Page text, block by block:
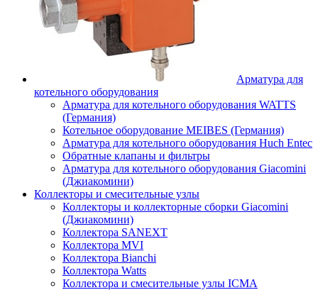
Арматура для
котельного оборудования
Арматура для котельного оборудования WATTS
(Германия)
Котельное оборудование MEIBES (Германия)
Арматура для котельного оборудования Huch Entec
Обратные клапаны и фильтры
Арматура для котельного оборудования Giacomini
(Джиакомини)
Коллекторы и смесительные узлы
Коллекторы и коллекторные сборки Giacomini
(Джиакомини)
Коллектора SANEXT
Коллектора MVI
Коллектора Bianchi
Коллектора Watts
Коллектора и смесительные узлы ICMA